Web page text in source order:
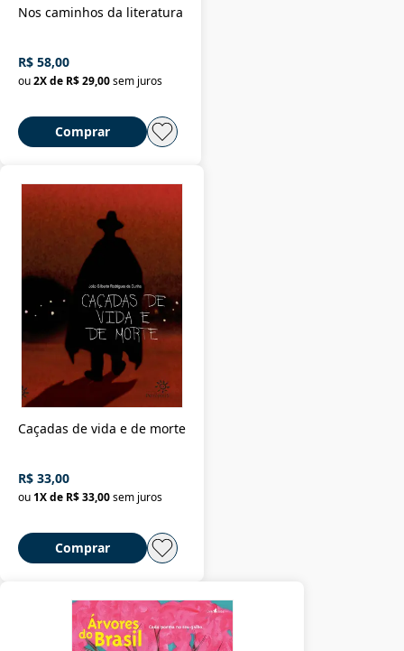
Nos caminhos da literatura
R$ 58,00
ou2X de R$ 29,00sem juros
Comprar
Caçadas de vida e de morte
R$ 33,00
ou1X de R$ 33,00sem juros
Comprar